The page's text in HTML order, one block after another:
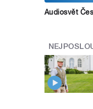
Audiosvět